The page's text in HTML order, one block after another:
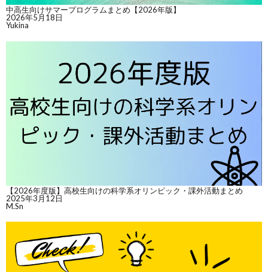
中高生向けサマープログラムまとめ【2026年版】
2026年5月18日
Yukina
【2026年度版】高校生向けの科学系オリンピック・課外活動まとめ
2025年3月12日
M.Sn